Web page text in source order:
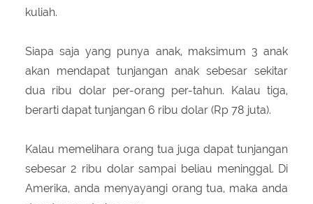
kuliah.
Siapa saja yang punya anak, maksimum 3 anak
akan mendapat tunjangan anak sebesar sekitar
dua ribu dolar per-orang per-tahun. Kalau tiga,
berarti dapat tunjangan 6 ribu dolar (Rp 78 juta).
Kalau memelihara orang tua juga dapat tunjangan
sebesar 2 ribu dolar sampai beliau meninggal. Di
Amerika, anda menyayangi orang tua, maka anda